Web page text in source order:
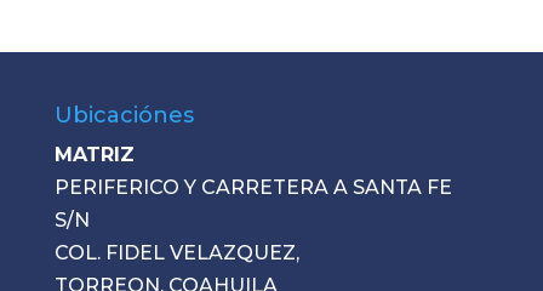
Ubicaciónes
MATRIZ
PERIFERICO Y CARRETERA A SANTA FE
S/N
COL. FIDEL VELAZQUEZ,
TORREON, COAHUILA